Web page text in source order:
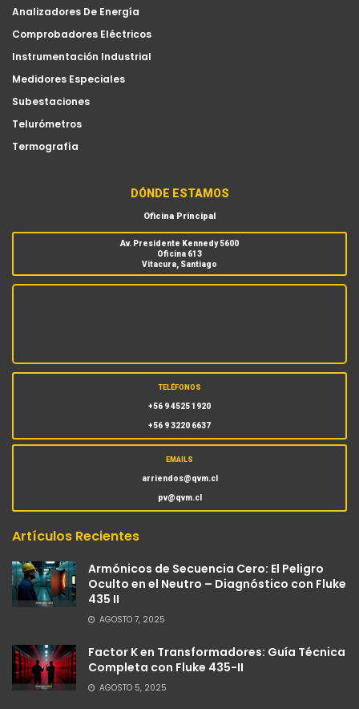
Analizadores De Energía
Comprobadores Eléctricos
Instrumentación Industrial
Medidores Especiales
Subestaciones
Telurómetros
Termografía
DÓNDE ESTAMOS
Oficina Principal
Av. Presidente Kennedy 5600
Oficina 613
Vitacura, Santiago
TELÉFONOS
+56 9 4525 1920
+56 9 3220 6637
EMAILS
arriendos@qvm.cl
pv@qvm.cl
Artículos Recientes
Armónicos de Secuencia Cero: El Peligro
Oculto en el Neutro – Diagnóstico con Fluke
435 II
AGOSTO 7, 2025
Factor K en Transformadores: Guía Técnica
Completa con Fluke 435-II
AGOSTO 5, 2025